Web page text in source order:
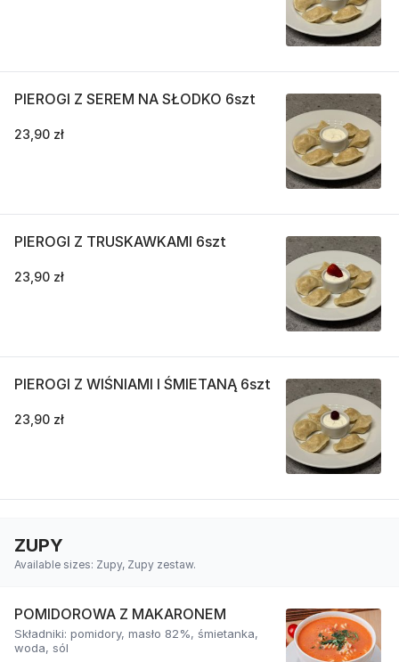
PIEROGI Z SEREM NA SŁODKO 6szt
23,90 zł
PIEROGI Z TRUSKAWKAMI 6szt
23,90 zł
PIEROGI Z WIŚNIAMI I ŚMIETANĄ 6szt
23,90 zł
ZUPY
Available sizes: Zupy, Zupy zestaw.
POMIDOROWA Z MAKARONEM
Składniki: pomidory, masło 82%, śmietanka,
woda, sól